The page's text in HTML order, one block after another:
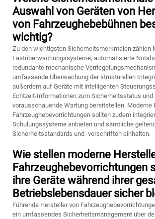
Auswahl von Geräten von
von Fahrzeughebebühnen
wichtig?
Zu den wichtigsten Sicherheitsmerkmalen zählen
Lastüberwachungssysteme, automatisierte
redundante mechanische
umfassende Überwachung der strukturellen
außerdem auf Geräte mit intelligenten
Echtzeit-Informationen zum Sicherheitsstatus und
vorausschauende Wartung bereitstellen. Moderne
Fahrzeughebevorrichtungen sollten zudem
Schulungssysteme anbieten und sämtliche
Sicherheitsstandards und -vorschriften einhalten.
Wie stellen moderne
Fahrzeughebevorrichtungen
ihre Geräte während ihrer
Betriebslebensdauer sicher
Führende Hersteller von
ein umfassendes Sicherheitsmanagement über